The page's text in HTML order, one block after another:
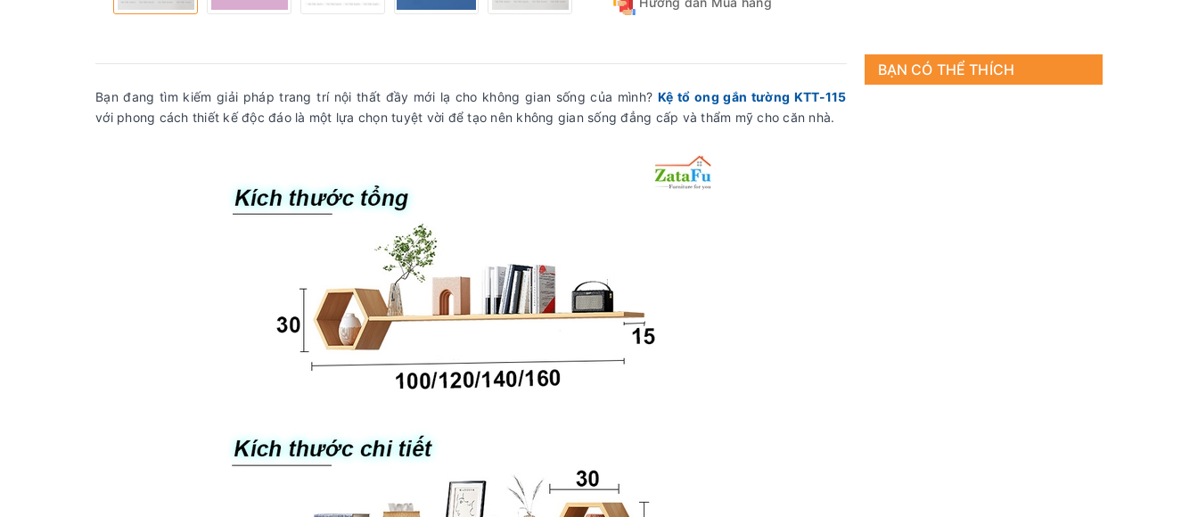
Bạn đang tìm kiếm giải pháp trang trí nội thất đầy mới lạ cho không gian sống của mình? Kệ tổ ong gắn tường KTT-115
với phong cách thiết kế độc đáo là một lựa chọn tuyệt vời để tạo nên không gian sống đẳng cấp và thẩm mỹ cho căn nhà.
BẠN CÓ THỂ THÍCH